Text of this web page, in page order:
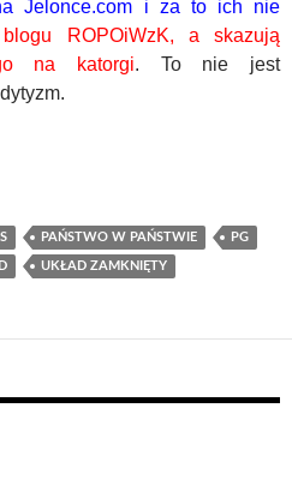
Jelonce.com i za to ich nie
ROPOiWzK, a skazują
na katorgi. To nie jest
PAŃSTWO W PAŃSTWIE PG
UKŁAD ZAMKNIĘTY